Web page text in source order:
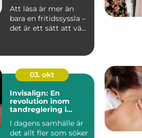
Att läsa är mer än
bara en fritidssyssla –
det är ett sätt att vä...
03. okt
Invisalign: En
revolution inom
tandreglering i
I dagens samhälle är
det allt fler som söker